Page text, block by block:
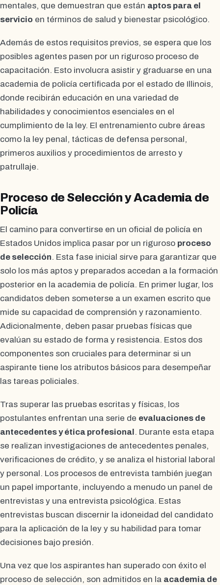
mentales, que demuestran que están aptos para el
servicio en términos de salud y bienestar psicológico.
Además de estos requisitos previos, se espera que los
posibles agentes pasen por un riguroso proceso de
capacitación. Esto involucra asistir y graduarse en una
academia de policía certificada por el estado de Illinois,
donde recibirán educación en una variedad de
habilidades y conocimientos esenciales en el
cumplimiento de la ley. El entrenamiento cubre áreas
como la ley penal, tácticas de defensa personal,
primeros auxilios y procedimientos de arresto y
patrullaje.
Proceso de Selección y Academia de
Policía
El camino para convertirse en un oficial de policía en
Estados Unidos implica pasar por un riguroso proceso
de selección. Esta fase inicial sirve para garantizar que
solo los más aptos y preparados accedan a la formación
posterior en la academia de policía. En primer lugar, los
candidatos deben someterse a un examen escrito que
mide su capacidad de comprensión y razonamiento.
Adicionalmente, deben pasar pruebas físicas que
evalúan su estado de forma y resistencia. Estos dos
componentes son cruciales para determinar si un
aspirante tiene los atributos básicos para desempeñar
las tareas policiales.
Tras superar las pruebas escritas y físicas, los
postulantes enfrentan una serie de evaluaciones de
antecedentes y ética profesional. Durante esta etapa
se realizan investigaciones de antecedentes penales,
verificaciones de crédito, y se analiza el historial laboral
y personal. Los procesos de entrevista también juegan
un papel importante, incluyendo a menudo un panel de
entrevistas y una entrevista psicológica. Estas
entrevistas buscan discernir la idoneidad del candidato
para la aplicación de la ley y su habilidad para tomar
decisiones bajo presión.
Una vez que los aspirantes han superado con éxito el
proceso de selección, son admitidos en la academia de